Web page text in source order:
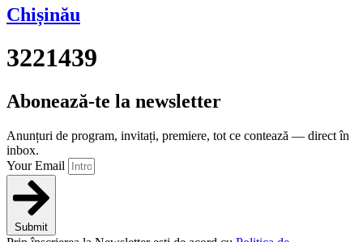
Chișinău
3221439
Abonează-te la newsletter
Anunțuri de program, invitați, premiere, tot ce contează — direct în
inbox.
Your Email
Submit